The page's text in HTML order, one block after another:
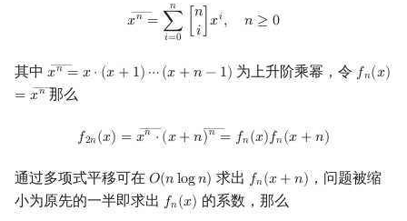
𝑥――
𝑛 =
𝑛
∑
𝑖=0
𝑛
𝑖 ]𝑥𝑖, 𝑛 ≥ 0
xn =∑i= 0n[ i
其中 𝑥――
𝑛 = 𝑥⋅ (𝑥 + 1) ⋯(𝑥 +𝑛 − 1)
xn ―=x⋅( x +1) ⋯ (x+ n− 1) 为上升阶乘幂，令 𝑓𝑛(𝑥)
= 𝑥――
𝑛
fn(x)=
那么
𝑓2𝑛(𝑥) = 𝑥――
𝑛 ⋅ (𝑥+𝑛)――
𝑛 = 𝑓𝑛(𝑥)𝑓𝑛(𝑥 +𝑛)
f2 n(x )=xn―⋅( x+ n)n―=f n( x)fn (x +n
通过多项式平移可在 𝑂(𝑛log𝑛)
O(nlogn) 求出 𝑓𝑛(𝑥+𝑛)
fn(x+ n)
，问题被缩
小为原先的一半即求出 𝑓𝑛(𝑥)
fn(x) 的系数，那么